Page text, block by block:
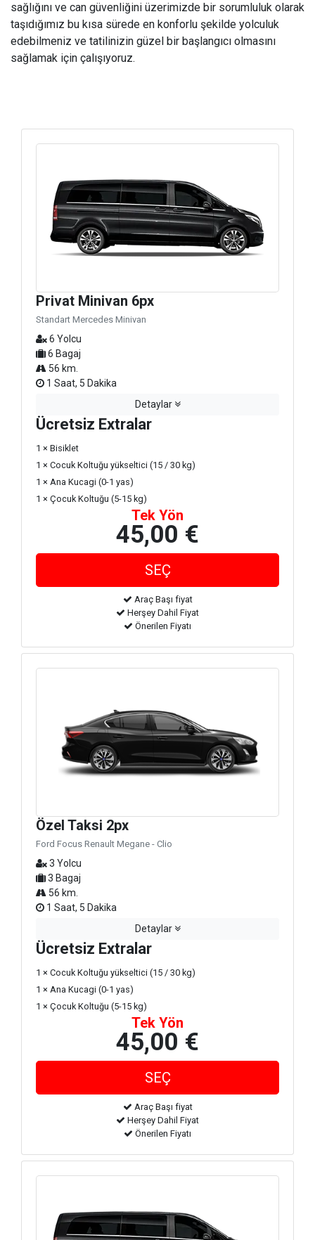
sağlığını ve can güvenliğini üzerimizde bir sorumluluk olarak
taşıdığımız bu kısa sürede en konforlu şekilde yolculuk
edebilmeniz ve tatilinizin güzel bir başlangıcı olmasını
sağlamak için çalışıyoruz.
Privat Minivan 6px
Standart Mercedes Minivan
6 Yolcu
6 Bagaj
56 km.
1 Saat, 5 Dakika
Detaylar
Ücretsiz Extralar
1 × Bisiklet
1 × Cocuk Koltuğu yükseltici (15 / 30 kg)
1 × Ana Kucagi (0-1 yas)
1 × Çocuk Koltuğu (5-15 kg)
Tek Yön
45,00 €
Araç Başı fiyat
Herşey Dahil Fiyat
Önerilen Fiyatı
Özel Taksi 2px
Ford Focus Renault Megane - Clio
3 Yolcu
3 Bagaj
56 km.
1 Saat, 5 Dakika
Detaylar
Ücretsiz Extralar
1 × Cocuk Koltuğu yükseltici (15 / 30 kg)
1 × Ana Kucagi (0-1 yas)
1 × Çocuk Koltuğu (5-15 kg)
Tek Yön
45,00 €
Araç Başı fiyat
Herşey Dahil Fiyat
Önerilen Fiyatı